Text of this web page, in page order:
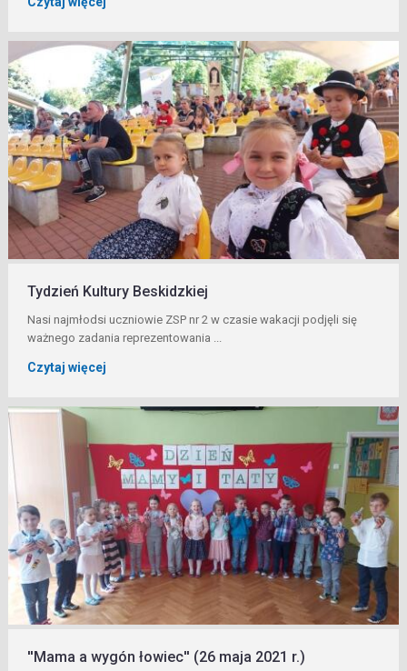
Tydzień Kultury Beskidzkiej
Nasi najmłodsi uczniowie ZSP nr 2 w czasie wakacji podjęli się
ważnego zadania reprezentowania ...
Czytaj więcej
''Mama a wygón łowiec'' (26 maja 2021 r.)